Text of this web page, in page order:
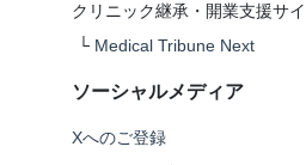
クリニック継承・開業支援サイ
└ Medical Tribune Next
ソーシャルメディア
Xへのご登録